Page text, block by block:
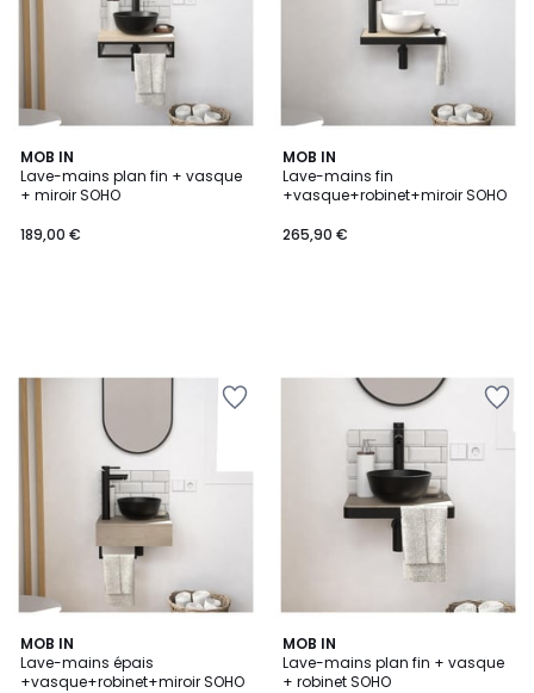
MOB IN
Lave-mains plan fin + vasque
+ miroir SOHO
189,00 €
MOB IN
Lave-mains fin
+vasque+robinet+miroir SOHO
265,90 €
MOB IN
Lave-mains épais
+vasque+robinet+miroir SOHO
MOB IN
Lave-mains plan fin + vasque
+ robinet SOHO